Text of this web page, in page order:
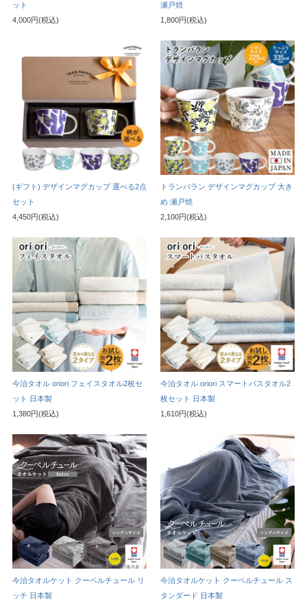
ット
4,000円(税込)
瀬戸焼
1,800円(税込)
(ギフト) デザインマグカップ 選べる2点
セット
4,450円(税込)
トランパラン デザインマグカップ 大き
め 瀬戸焼
2,100円(税込)
今治タオル oriori フェイスタオル2枚セ
ット 日本製
1,380円(税込)
今治タオル oriori スマートバスタオル2
枚セット 日本製
1,610円(税込)
今治タオルケット クーベルチュール リ
ッチ 日本製
今治タオルケット クーベルチュール ス
タンダード 日本製